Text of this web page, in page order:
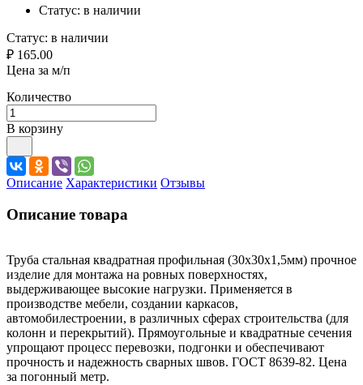
Статус: в наличии
Статус: в наличии
₽ 165.00
Цена за м/п
Количество
В корзину
Описание Характеристики Отзывы
Описание товара
Труба стальная квадратная профильная (30х30х1,5мм) прочное
изделие для монтажа на ровных поверхностях,
выдерживающее высокие нагрузки. Применяется в
производстве мебели, создании каркасов,
автомобилестроении, в различных сферах строительства (для
колонн и перекрытий). Прямоугольные и квадратные сечения
упрощают процесс перевозки, подгонки и обеспечивают
прочность и надежность сварных швов. ГОСТ 8639-82. Цена
за погонный метр.